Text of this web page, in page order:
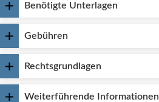
Benötigte Unterlagen
Gebühren
Rechtsgrundlagen
Weiterführende Informationen